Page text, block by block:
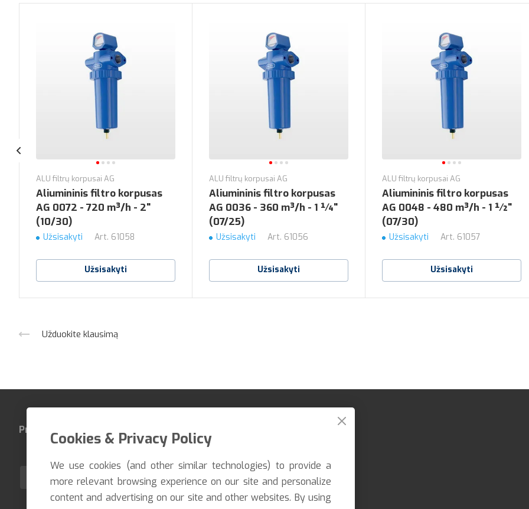
ALU filtrų korpusai AG
Aliumininis filtro korpusas
AG 0072 - 720 m³/h - 2"
(10/30)
Užsisakyti Art. 61058
Užsisakyti
ALU filtrų korpusai AG
Aliumininis filtro korpusas
AG 0036 - 360 m³/h - 1 ¼"
(07/25)
Užsisakyti Art. 61056
Užsisakyti
ALU filtrų korpusai AG
Aliumininis filtro korpusas
AG 0048 - 480 m³/h - 1 ½"
(07/30)
Užsisakyti Art. 61057
Užsisakyti
Užduokite klausimą
Produktai
LT
Cookies & Privacy Policy
We use cookies (and other similar technologies) to provide a
more relevant browsing experience on our site and personalize
content and advertising on our site and other websites. By using